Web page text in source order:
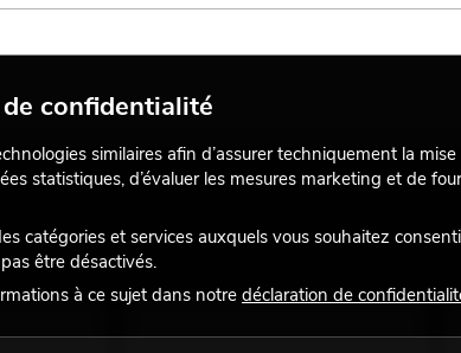
confidentialité
similaires afin d’assurer techniquement la
statistiques, d’évaluer les mesures marketing et de
catégories et services auxquels vous souhaitez
être désactivés.
à ce sujet dans notre déclaration de